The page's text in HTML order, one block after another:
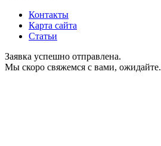
Контакты
Карта сайта
Статьи
Заявка успешно отправлена.
Мы скоро свяжемся с вами, ожидайте.